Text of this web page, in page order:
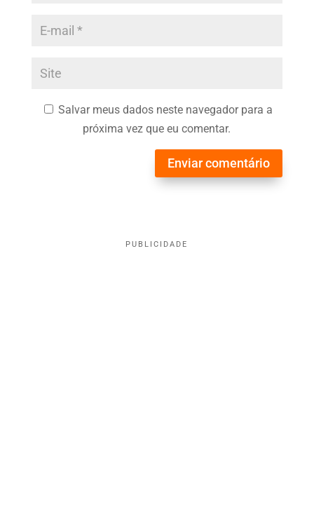
Salvar meus dados neste navegador para a
próxima vez que eu comentar.
Enviar comentário
PUBLICIDADE